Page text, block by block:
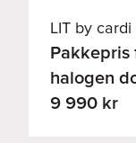
LIT by cardi
Pakkepris
halogen
9 990 kr